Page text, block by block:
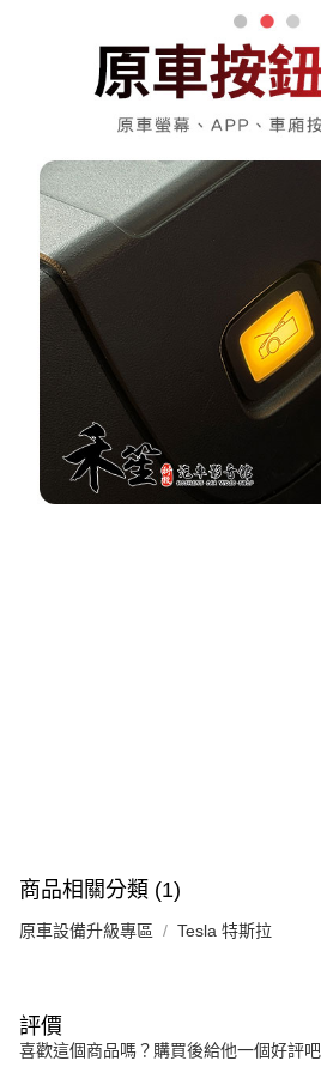
商品相關分類 (1)
原車設備升級專區 Tesla 特斯拉
評價
喜歡這個商品嗎？購買後給他一個好評吧